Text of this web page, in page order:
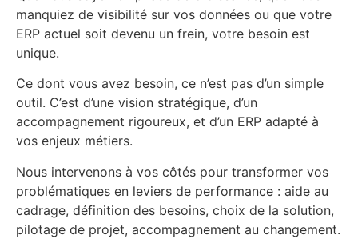
manquiez de visibilité sur vos données ou que votre
ERP actuel soit devenu un frein, votre besoin est
unique.
Ce dont vous avez besoin, ce n’est pas d’un simple
outil. C’est d’une vision stratégique, d’un
accompagnement rigoureux, et d’un ERP adapté à
vos enjeux métiers.
Nous intervenons à vos côtés pour transformer vos
problématiques en leviers de performance : aide au
cadrage, définition des besoins, choix de la solution,
pilotage de projet, accompagnement au changement.